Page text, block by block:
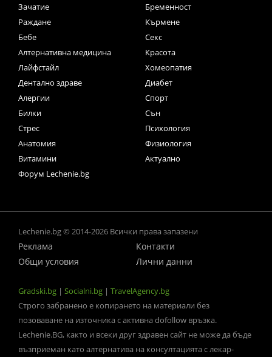
Зачатие
Бременност
Раждане
Кърмене
Бебе
Секс
Алтернативна медицина
Красота
Лайфстайл
Хомеопатия
Дентално здраве
Диабет
Алергии
Спорт
Билки
Сън
Стрес
Психология
Анатомия
Физиология
Витамини
Актуално
Форум Lechenie.bg
Lechenie.bg © 2014-2026 Всички права запазени
Реклама
Контакти
Общи условия
Лични данни
Gradski.bg | Socialni.bg | TravelAgency.bg
Строго забранено е копирането на материали без
позоваване на източника с активна dofollow връзка.
Lechenie.BG, както и всеки друг здравен сайт не може да бъде
възприеман като алтернатива на консултацията с лекар-